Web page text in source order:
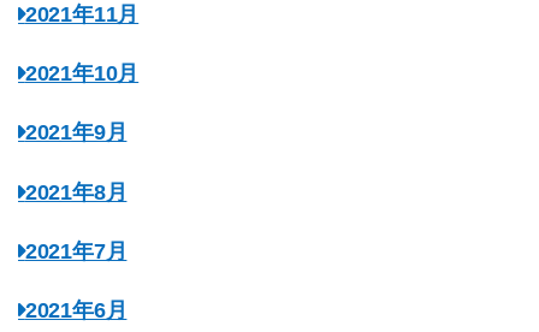
2021年11月
2021年10月
2021年9月
2021年8月
2021年7月
2021年6月